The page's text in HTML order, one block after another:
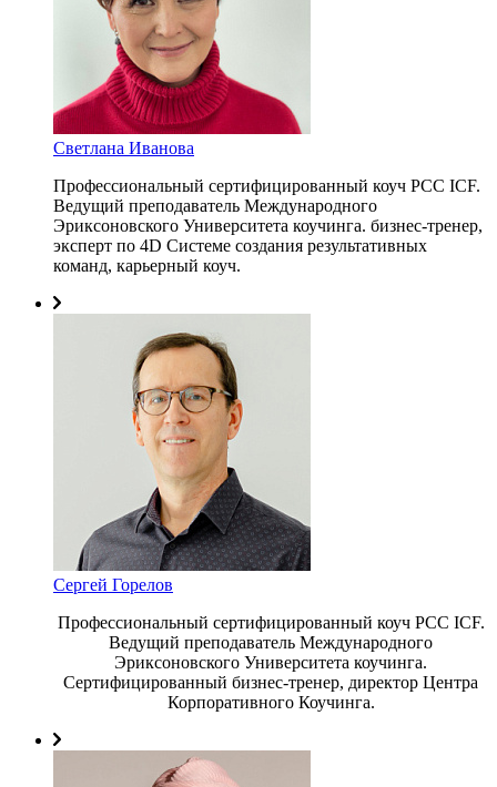
Светлана Иванова
Профессиональный сертифицированный коуч PCC ICF.
Ведущий преподаватель Международного
Эриксоновского Университета коучинга. бизнес-тренер,
эксперт по 4D Системе создания результативных
команд, карьерный коуч.
Сергей Горелов
Профессиональный сертифицированный коуч PCC ICF.
Ведущий преподаватель Международного
Эриксоновского Университета коучинга.
Сертифицированный бизнес-тренер, директор Центра
Корпоративного Коучинга.